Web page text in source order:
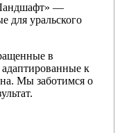
—
для уральского
в
к
Мы заботимся о